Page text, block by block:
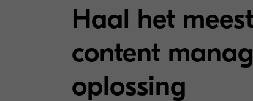
Haal het
content
oplossing